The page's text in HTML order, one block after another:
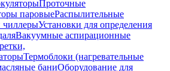
Проточные
паровыеРаспылительные
чиллерыУстановки для определения
Вакуумные аспирационные
Термоблоки (нагревательные
баниОборудование для